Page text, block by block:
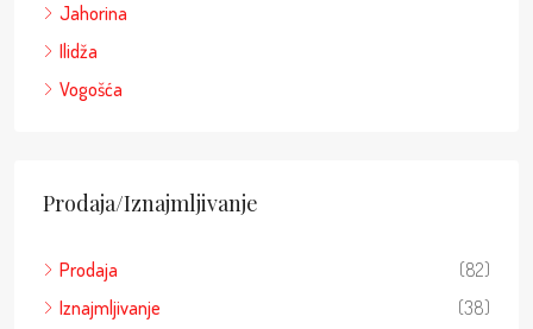
Jahorina
Ilidža
Vogošća
Prodaja/Iznajmljivanje
Prodaja
(82)
Iznajmljivanje
(38)